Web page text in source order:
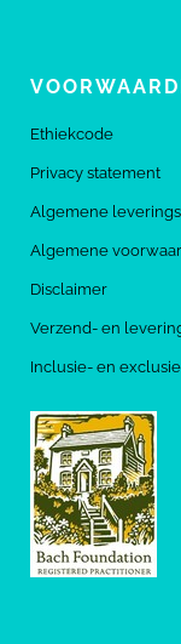
Ethiekcode
Privacy statement
Algemene
Algemene
Disclaimer
Verzend- en
Inclusie- en